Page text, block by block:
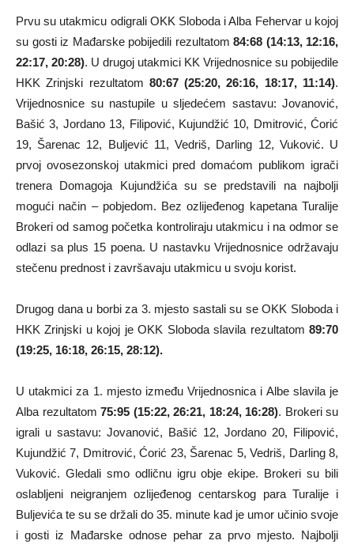
Prvu su utakmicu odigrali OKK Sloboda i Alba Fehervar u kojoj
su gosti iz Mađarske pobijedili rezultatom 84:68 (14:13, 12:16,
22:17, 20:28). U drugoj utakmici KK Vrijednosnice su pobijedile
HKK Zrinjski rezultatom 80:67 (25:20, 26:16, 18:17, 11:14).
Vrijednosnice su nastupile u sljedećem sastavu: Jovanović,
Bašić 3, Jordano 13, Filipović, Kujundžić 10, Dmitrović, Ćorić
19, Šarenac 12, Buljević 11, Vedriš, Darling 12, Vuković. U
prvoj ovosezonskoj utakmici pred domaćom publikom igrači
trenera Domagoja Kujundžića su se predstavili na najbolji
mogući način – pobjedom. Bez ozlijeđenog kapetana Turalije
Brokeri od samog početka kontroliraju utakmicu i na odmor se
odlazi sa plus 15 poena. U nastavku Vrijednosnice održavaju
stečenu prednost i završavaju utakmicu u svoju korist.
Drugog dana u borbi za 3. mjesto sastali su se OKK Sloboda i
HKK Zrinjski u kojoj je OKK Sloboda slavila rezultatom 89:70
(19:25, 16:18, 26:15, 28:12).
U utakmici za 1. mjesto između Vrijednosnica i Albe slavila je
Alba rezultatom 75:95 (15:22, 26:21, 18:24, 16:28). Brokeri su
igrali u sastavu: Jovanović, Bašić 12, Jordano 20, Filipović,
Kujundžić 7, Dmitrović, Ćorić 23, Šarenac 5, Vedriš, Darling 8,
Vuković. Gledali smo odličnu igru obje ekipe. Brokeri su bili
oslabljeni neigranjem ozlijeđenog centarskog para Turalije i
Buljevića te su se držali do 35. minute kad je umor učinio svoje
i gosti iz Mađarske odnose pehar za prvo mjesto. Najbolji